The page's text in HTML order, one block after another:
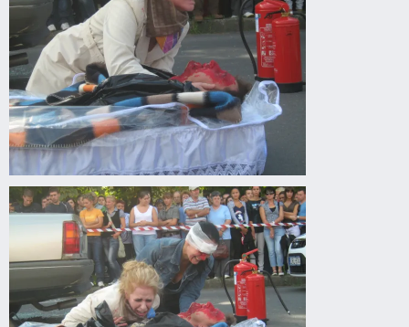
Drogprevenciós
előadás
Gyomaendrődön